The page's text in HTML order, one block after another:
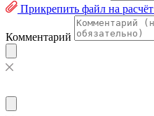
Прикрепить файл на расчёт
Комментарий